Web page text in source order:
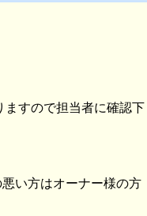
ますので担当者に確認下
い方はオーナー様の方